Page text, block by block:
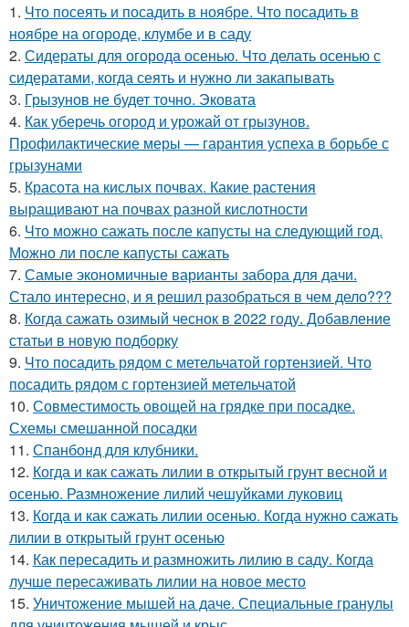
1. Что посеять и посадить в ноябре. Что посадить в
ноябре на огороде, клумбе и в саду
2. Сидераты для огорода осенью. Что делать осенью с
сидератами, когда сеять и нужно ли закапывать
3. Грызунов не будет точно. Эковата
4. Как уберечь огород и урожай от грызунов.
Профилактические меры — гарантия успеха в борьбе с
грызунами
5. Красота на кислых почвах. Какие растения
выращивают на почвах разной кислотности
6. Что можно сажать после капусты на следующий год.
Можно ли после капусты сажать
7. Самые экономичные варианты забора для дачи.
Стало интересно, и я решил разобраться в чем дело???
8. Когда сажать озимый чеснок в 2022 году. Добавление
статьи в новую подборку
9. Что посадить рядом с метельчатой гортензией. Что
посадить рядом с гортензией метельчатой
10. Совместимость овощей на грядке при посадке.
Схемы смешанной посадки
11. Спанбонд для клубники.
12. Когда и как сажать лилии в открытый грунт весной и
осенью. Размножение лилий чешуйками луковиц
13. Когда и как сажать лилии осенью. Когда нужно сажать
лилии в открытый грунт осенью
14. Как пересадить и размножить лилию в саду. Когда
лучше пересаживать лилии на новое место
15. Уничтожение мышей на даче. Специальные гранулы